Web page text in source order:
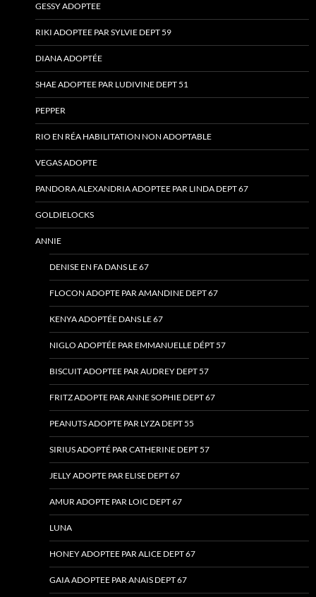
GESSY ADOPTEE
RIKI ADOPTEE PAR SYLVIE DEPT 59
DIANA ADOPTÉE
SHAE ADOPTEE PAR LUDIVINE DEPT 51
PEPPER
RIO EN RÉA HABILITATION NON ADOPTABLE
VEGAS ADOPTE
PANDORA ALEXANDRIA ADOPTEE PAR LINDA DEPT 67
GOLDIELOCKS
ANNIE
DENISE EN FA DANS LE 67
FLOCON ADOPTE PAR AMANDINE DEPT 67
KENYA ADOPTÉE DANS LE 67
NIGLO ADOPTÉE PAR EMMANUELLE DÉPT 57
BISCUIT ADOPTEE PAR AUDREY DEPT 57
FRITZ ADOPTE PAR ANNE SOPHIE DEPT 67
PEANUTS ADOPTE PAR LYZA DEPT 55
SIRIUS ADOPTÉ PAR CATHERINE DEPT 57
JELLY ADOPTE PAR ELISE DEPT 67
AMUR ADOPTE PAR LOIC DEPT 67
LUNA
HONEY ADOPTEE PAR ALICE DEPT 67
GAIA ADOPTEE PAR ANAIS DEPT 67